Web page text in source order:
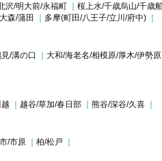
沢/明大前/永福町 桜上水/千歳烏山/千歳
森/蒲田 多摩(町田/八王子/立川/府中)
/溝の口 大和/海老名/相模原/厚木/伊勢原
越谷/草加/春日部 熊谷/深谷/久喜
/市原 柏/松戸